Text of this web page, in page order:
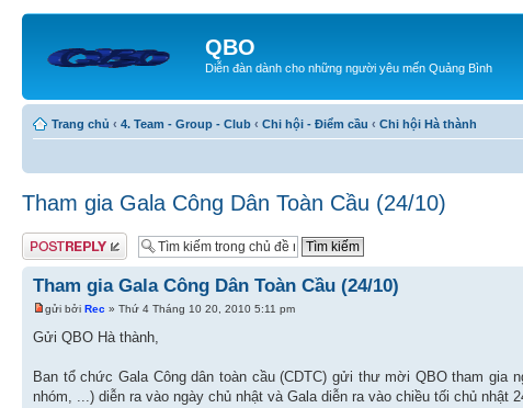
QBO
Diễn đàn dành cho những người yêu mến Quảng Bình
Trang chủ ‹ 4. Team - Group - Club ‹ Chi hội - Điểm cầu ‹ Chi hội Hà thành
Tham gia Gala Công Dân Toàn Cầu (24/10)
Gửi bài trả lời
Tham gia Gala Công Dân Toàn Cầu (24/10)
gửi bởi Rec » Thứ 4 Tháng 10 20, 2010 5:11 pm
Gửi QBO Hà thành,
Ban tổ chức Gala Công dân toàn cầu (CDTC) gửi thư mời QBO tham gia
nhóm, ...) diễn ra vào ngày chủ nhật và Gala diễn ra vào chiều tối chủ nhật